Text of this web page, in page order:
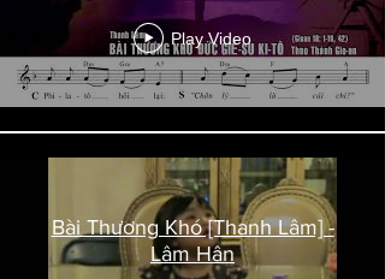
Play Video
Bài Thương Khó [Thanh Lâm] -
Lâm Hân